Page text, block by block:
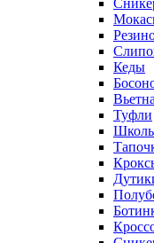
Кеды
Туфли